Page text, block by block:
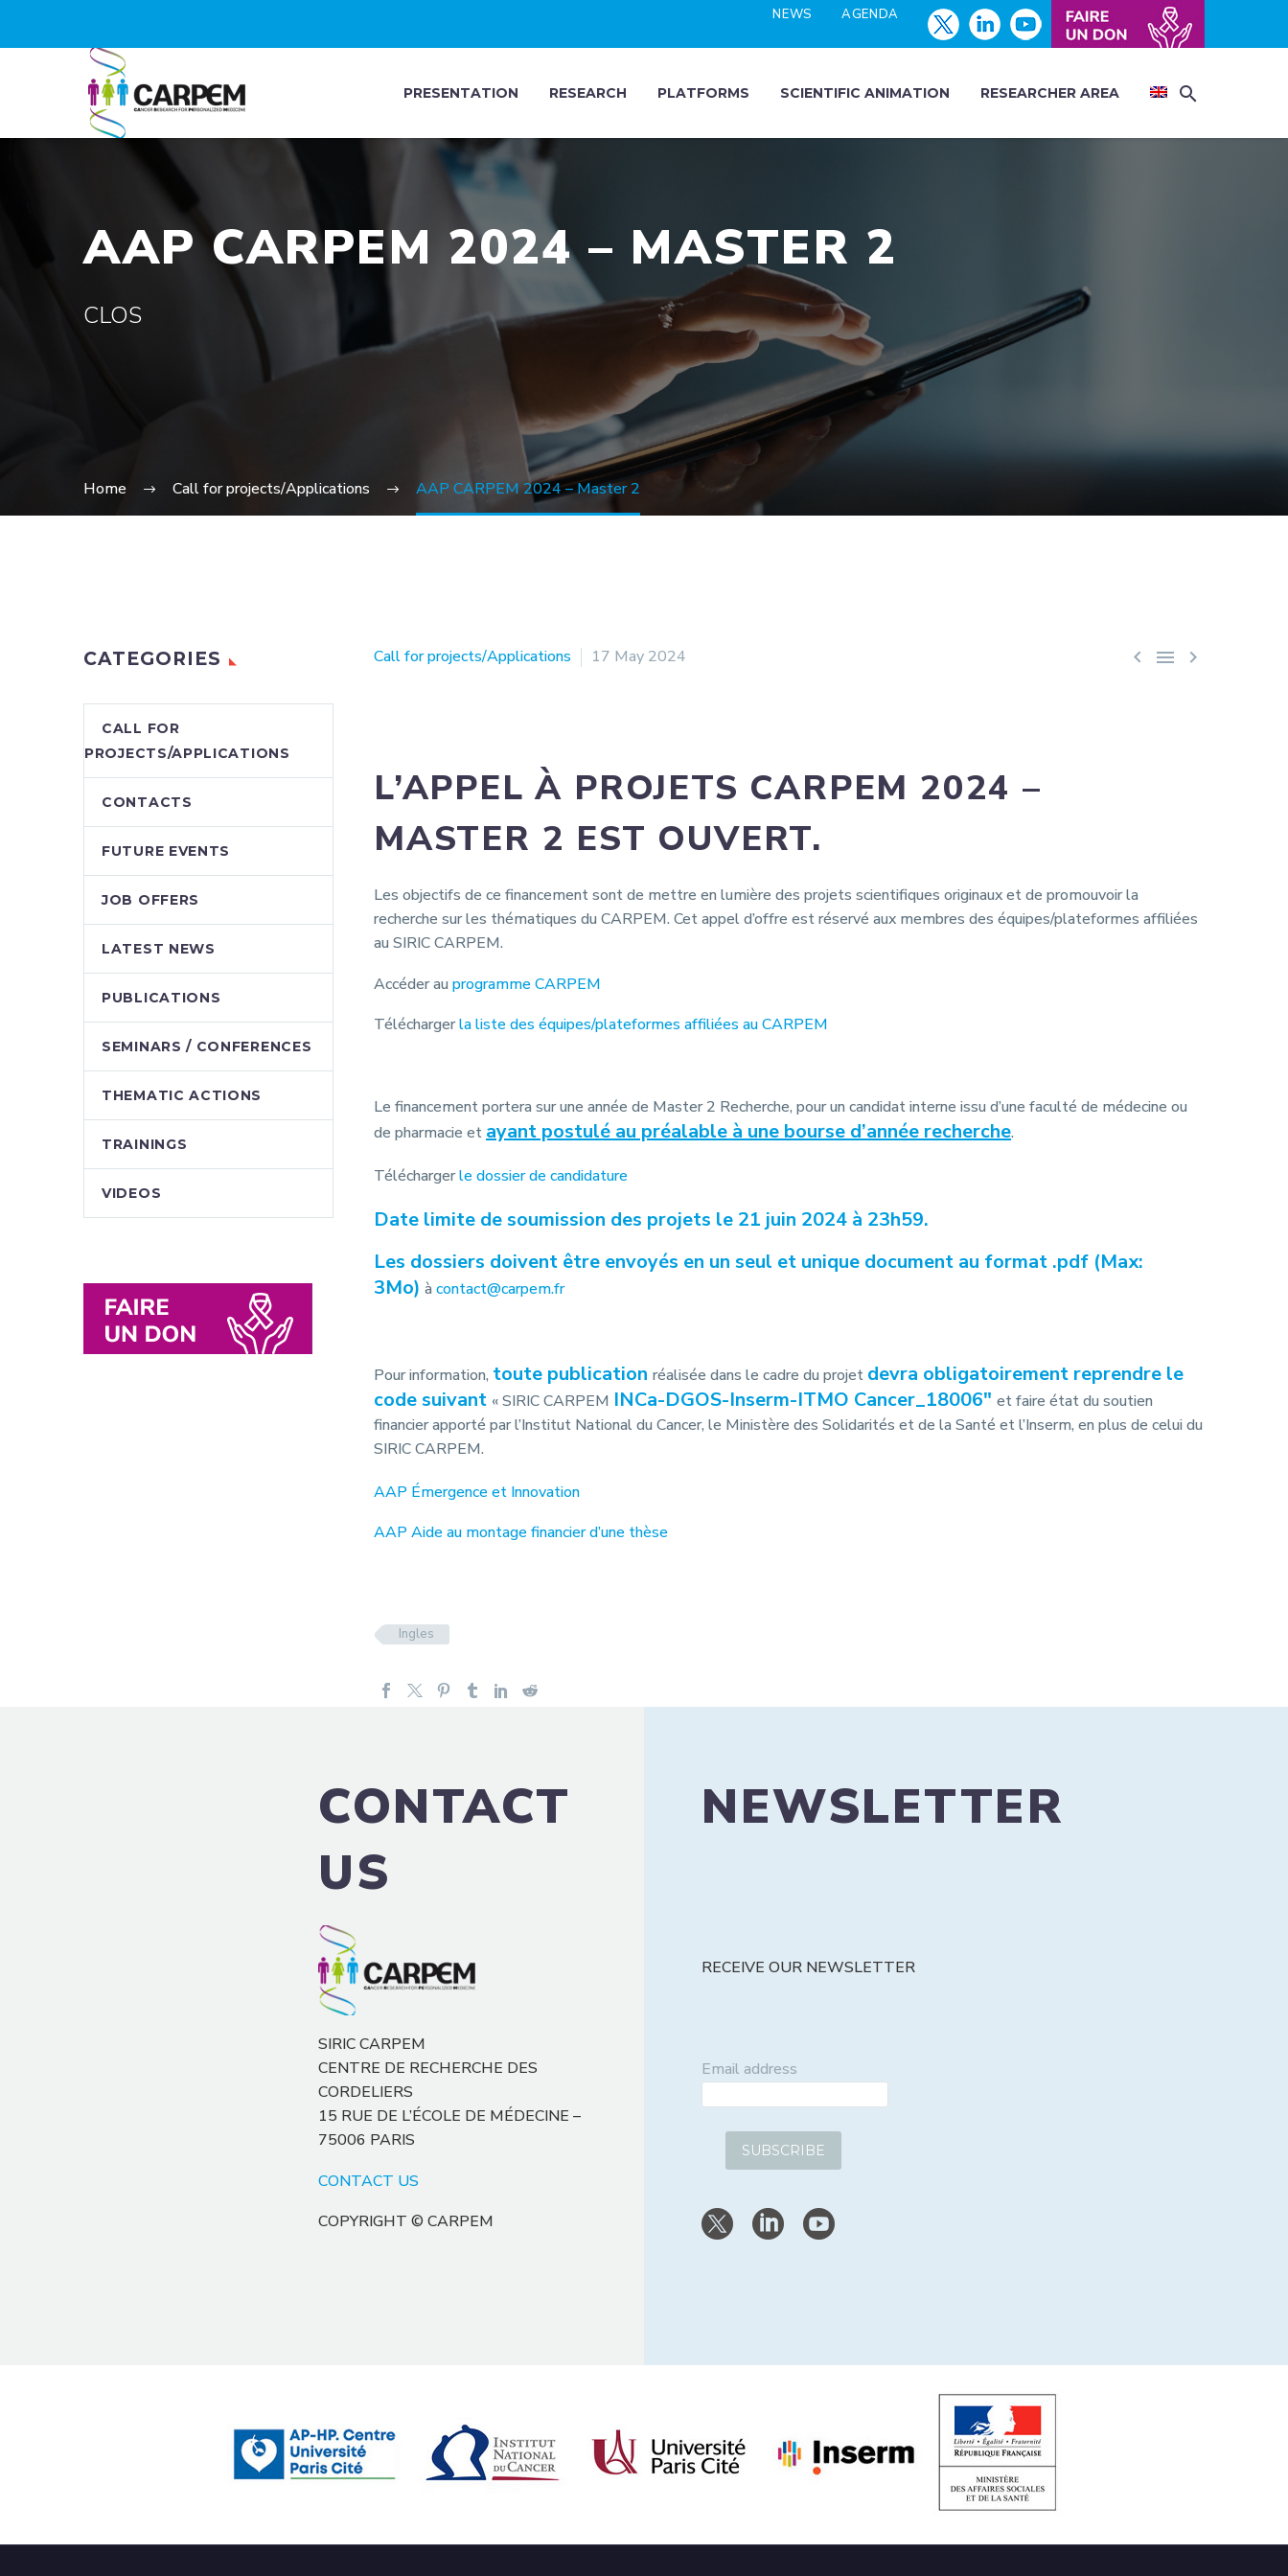
NEWS AGENDA
PRESENTATION RESEARCH PLATFORMS SCIENTIFIC ANIMATION RESEARCHER AREA
AAP CARPEM 2024 – MASTER 2
CLOS
Home Call for projects/Applications AAP CARPEM 2024 – Master 2
  
Call for projects/Applications 17 May 2024
L’APPEL À PROJETS CARPEM 2024 –
MASTER 2 EST OUVERT.
Les objectifs de ce financement sont de mettre en lumière des projets scientifiques originaux et de promouvoir la
recherche sur les thématiques du CARPEM. Cet appel d’offre est réservé aux membres des équipes/plateformes affiliées
au SIRIC CARPEM.
Accéder au programme CARPEM
Téléchargerla liste des équipes/plateformes affiliées au CARPEM
Le financement portera sur une année de Master 2 Recherche, pour un candidat interne issu d’une faculté de médecine ou
de pharmacie et ayant postulé au préalable à une bourse d’année recherche.
Téléchargerle dossier de candidature
Date limite de soumission des projets le 21 juin 2024 à 23h59.
Les dossiers doivent être envoyés en un seul et unique document au format .pdf (Max:
3Mo) à contact@carpem.fr
Pour information, toute publication réalisée dans le cadre du projet devra obligatoirement reprendre le
code suivant « SIRIC CARPEM INCa-DGOS-Inserm-ITMO Cancer_18006″ et faire état du soutien
financier apporté par l’Institut National du Cancer, le Ministère des Solidarités et de la Santé et l’Inserm, en plus de celui du
SIRIC CARPEM.
AAP Émergence et Innovation
AAP Aide au montage financier d’une thèse
Ingles
CATEGORIES
CALL FOR
PROJECTS/APPLICATIONS
CONTACTS
FUTURE EVENTS
JOB OFFERS
LATEST NEWS
PUBLICATIONS
SEMINARS / CONFERENCES
THEMATIC ACTIONS
TRAININGS
VIDEOS
CONTACT
US
SIRIC CARPEM
CENTRE DE RECHERCHE DES
CORDELIERS
15 RUE DE L’ÉCOLE DE MÉDECINE –
75006 PARIS
CONTACT US
COPYRIGHT © CARPEM
NEWSLETTER
RECEIVE OUR NEWSLETTER
Email address